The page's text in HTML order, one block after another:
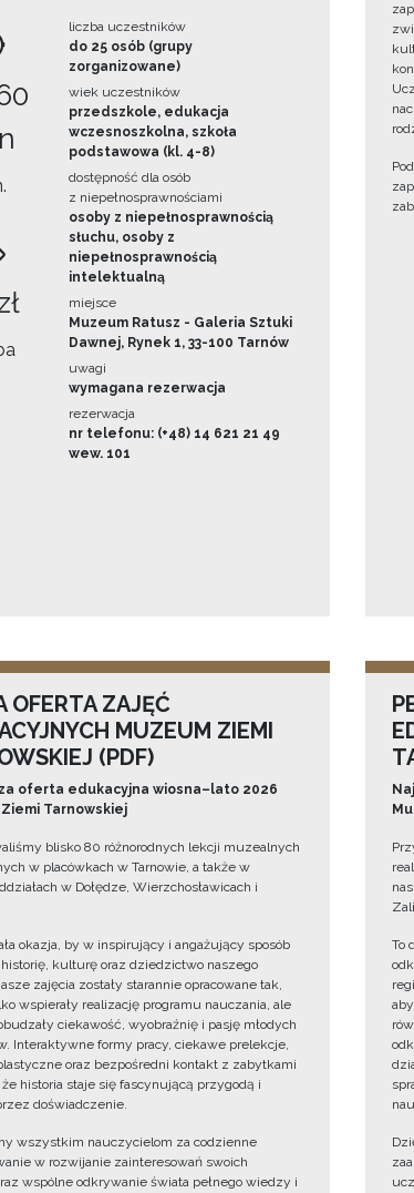
liczba uczestników
do 25 osób (grupy
zorganizowane)
wiek uczestników
przedszkole, edukacja
wczesnoszkolna, szkoła
podstawowa (kl. 4-8)
dostępność dla osób
z niepełnosprawnościami
osoby z niepełnosprawnością
słuchu, osoby z
niepełnosprawnością
intelektualną
miejsce
Muzeum Ratusz - Galeria Sztuki
Dawnej, Rynek 1, 33-100 Tarnów
uwagi
wymagana rezerwacja
rezerwacja
nr telefonu: (+48) 14 621 21 49
wew. 101
OFERTA ZAJĘĆ
MUZEUM ZIEMI
(PDF)
oferta edukacyjna wiosna–lato 2026
Tarnowskiej
blisko 80 różnorodnych lekcji muzealnych
w placówkach w Tarnowie, a także w
w Dołędze, Wierzchosławicach i
okazja, by w inspirujący i angażujący sposób
kulturę oraz dziedzictwo naszego
zajęcia zostały starannie opracowane tak,
wspierały realizację programu nauczania, ale
ciekawość, wyobraźnię i pasję młodych
Interaktywne formy pracy, ciekawe prelekcje,
oraz bezpośredni kontakt z zabytkami
że historia staje się fascynującą przygodą i
doświadczenie.
wszystkim nauczycielom za codzienne
w rozwijanie zainteresowań swoich
wspólne odkrywanie świata pełnego wiedzy i
To